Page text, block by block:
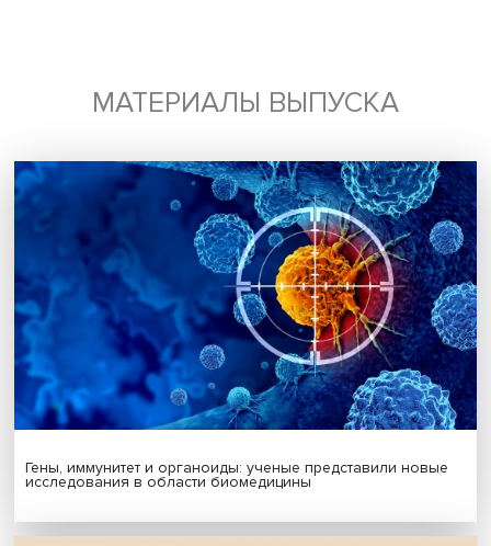
Будь всегда в курсе !
Подпишись на наши новости:
Я согласен на обработку